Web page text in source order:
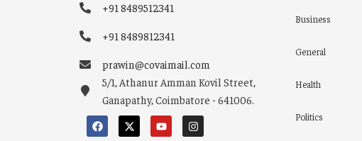
+91 8489512341
+91 8489812341
prawin@covaimail.com
5/1, Athanur Amman Kovil Street,
Ganapathy, Coimbatore - 641006.
Business
General
Health
Politics